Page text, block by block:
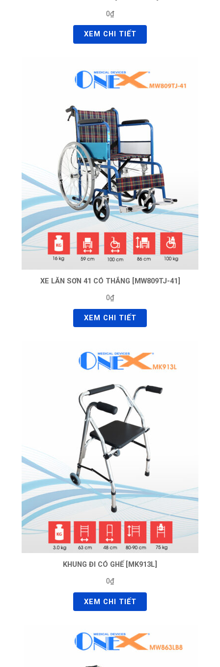
0₫
XEM CHI TIẾT
XE LĂN SƠN 41 CÓ THẮNG [MW809TJ-41]
0₫
XEM CHI TIẾT
KHUNG ĐI CÓ GHẾ [MK913L]
0₫
XEM CHI TIẾT